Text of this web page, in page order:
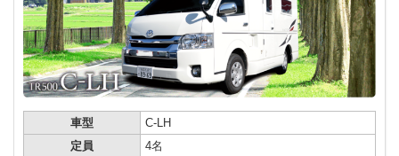
車型
C-LH
定員
4名